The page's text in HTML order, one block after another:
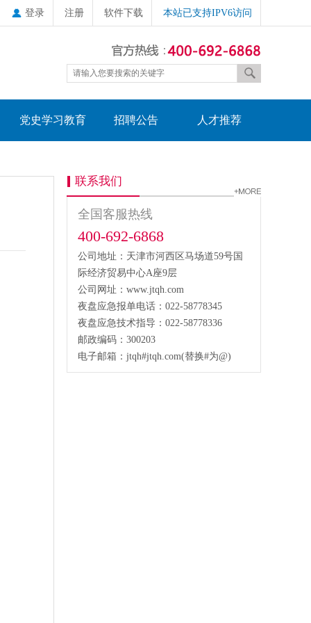
登录 注册 软件下载 本站已支持IPV6访问
党史学习教育 招聘公告 人才推荐
联系我们
全国客服热线
400-692-6868
公司地址：天津市河西区马场道59号国
际经济贸易中心A座9层
公司网址：www.jtqh.com
夜盘应急报单电话：022-58778345
夜盘应急技术指导：022-58778336
邮政编码：300203
电子邮箱：jtqh#jtqh.com(替换#为@)